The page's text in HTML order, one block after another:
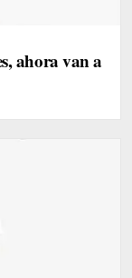
ahora van a